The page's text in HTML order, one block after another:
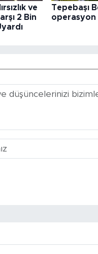
ve
2 Bin
Tepebaşı
operasyon